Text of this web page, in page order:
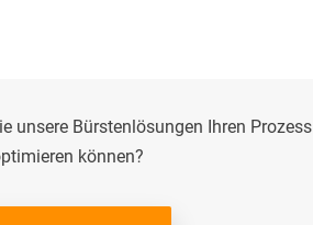
unsere Bürstenlösungen Ihren Prozess
können?